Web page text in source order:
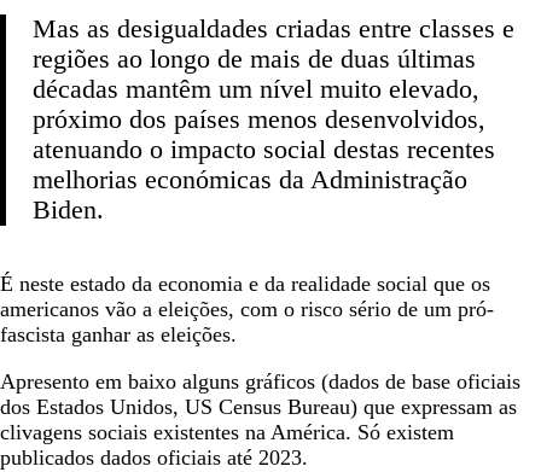
Mas as desigualdades criadas entre classes e
regiões ao longo de mais de duas últimas
décadas mantêm um nível muito elevado,
próximo dos países menos desenvolvidos,
atenuando o impacto social destas recentes
melhorias económicas da Administração
Biden.
É neste estado da economia e da realidade social que os
americanos vão a eleições, com o risco sério de um pró-
fascista ganhar as eleições.
Apresento em baixo alguns gráficos (dados de base oficiais
dos Estados Unidos, US Census Bureau) que expressam as
clivagens sociais existentes na América. Só existem
publicados dados oficiais até 2023.